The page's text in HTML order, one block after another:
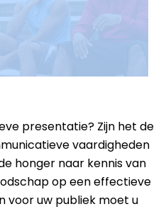
presentatie? Zijn het de
vaardigheden
honger naar kennis van
op een effectieve
voor uw publiek moet u